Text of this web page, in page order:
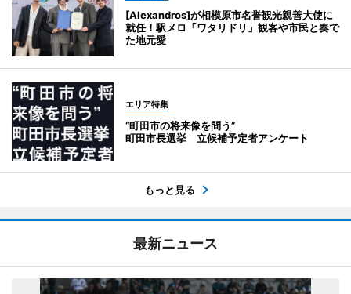
[Alexandros]が相模原市名誉観光親善大使に
就任！駅メロ「ワタリドリ」観客や市民と奏で
た地元愛
エリア特集
“町田市の将来像を問う”
町田市長選挙 立候補予定者アンケート
もっと見る
最新ニュース